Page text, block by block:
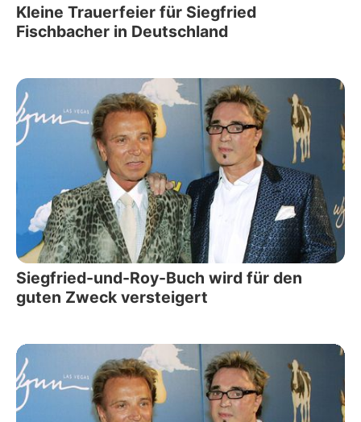
Kleine Trauerfeier für Siegfried
Fischbacher in Deutschland
Siegfried-und-Roy-Buch wird für den
guten Zweck versteigert